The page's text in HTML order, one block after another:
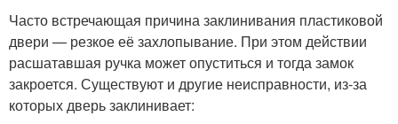
Часто встречающая причина заклинивания пластиковой
двери — резкое её захлопывание. При этом действии
расшатавшая ручка может опуститься и тогда замок
закроется. Существуют и другие неисправности, из-за
которых дверь заклинивает: